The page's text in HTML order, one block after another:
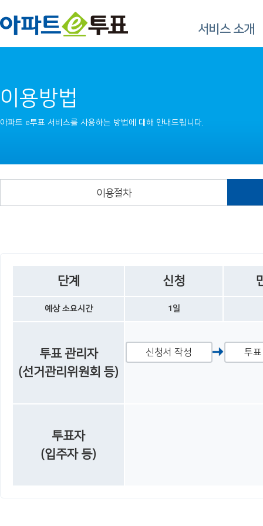
서비스 소개
이용방법
아파트 e투표 서비스를 사용하는 방법에 대해 안내드립니다.
이용절차
신청서 작성 투
단계 신청
예상 소요시간 1일
투표 관리자
(선거관리위원회 등)
투표자
(입주자 등)